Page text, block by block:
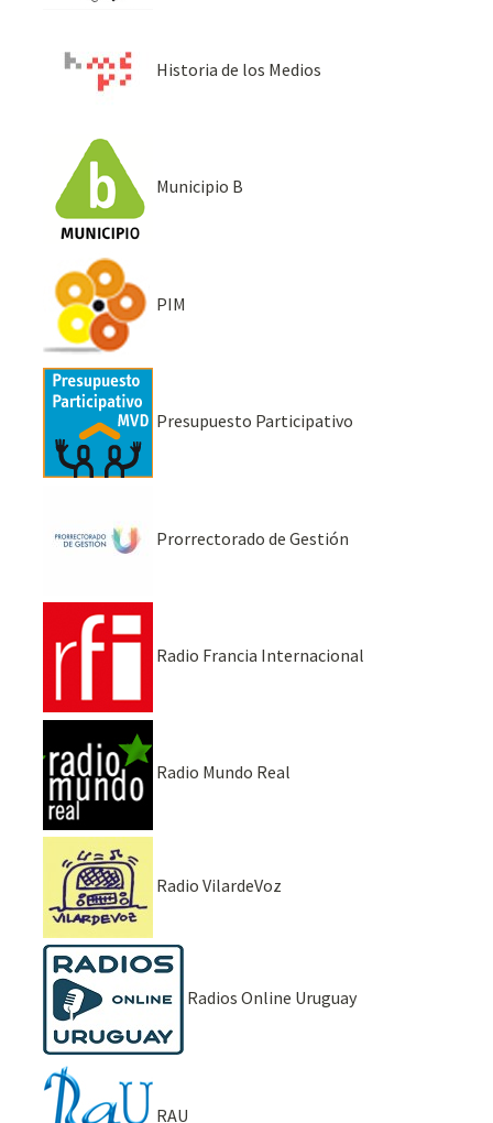
Historia de los Medios
Municipio B
PIM
Presupuesto Participativo
Prorrectorado de Gestión
Radio Francia Internacional
Radio Mundo Real
Radio VilardeVoz
Radios Online Uruguay
RAU